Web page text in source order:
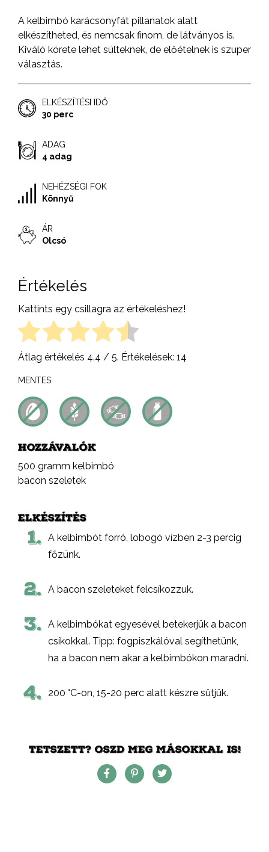
A kelbimbó karácsonyfát pillanatok alatt
elkészítheted, és nemcsak finom, de látványos is.
Kiváló körete lehet sülteknek, de előételnek is szuper
választás.
ELKÉSZÍTÉSI IDŐ
30 perc
ADAG
4 adag
NEHÉZSÉGI FOK
Könnyű
ÁR
Olcsó
Értékelés
Kattints egy csillagra az értékeléshez!
Átlag értékelés 4.4 / 5. Értékelések: 14
MENTES
HOZZÁVALÓK
500 gramm kelbimbó
bacon szeletek
ELKÉSZÍTÉS
1. A kelbimbót forró, lobogó vízben 2-3 percig
főzünk.
2. A bacon szeleteket felcsíkozzuk.
3. A kelbimbókat egyesével betekerjük a bacon
csíkokkal. Tipp: fogpiszkálóval segíthetünk,
ha a bacon nem akar a kelbimbókon maradni.
4. 200 °C-on, 15-20 perc alatt készre sütjük.
TETSZETT? OSZD MEG MÁSOKKAL IS!